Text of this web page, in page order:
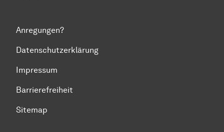
Anregungen?
Datenschutzerklärung
Impressum
Barrierefreiheit
Sitemap